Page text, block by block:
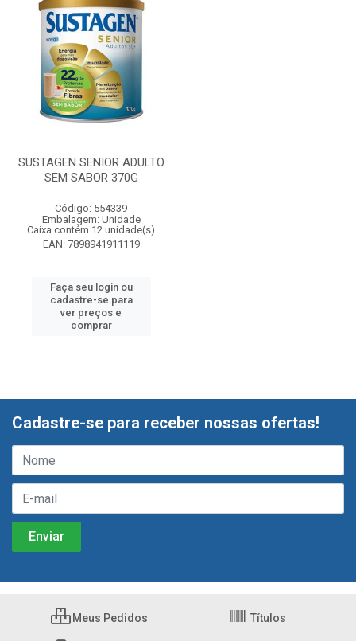
SUSTAGEN SENIOR ADULTO
SEM SABOR 370G
Código: 554339
Embalagem: Unidade
Caixa contém 12 unidade(s)
EAN: 7898941911119
Faça seu login ou
cadastre-se para
ver preços e
comprar
Cadastre-se para receber nossas ofertas!
Meus Pedidos Títulos